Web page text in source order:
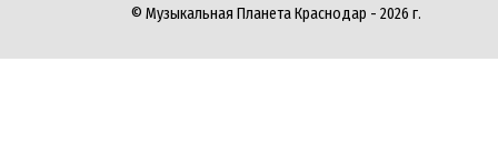
© Музыкальная Планета Краснодар - 2026 г.